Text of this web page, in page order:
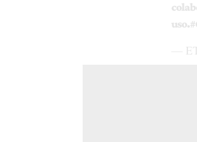
uso.
—